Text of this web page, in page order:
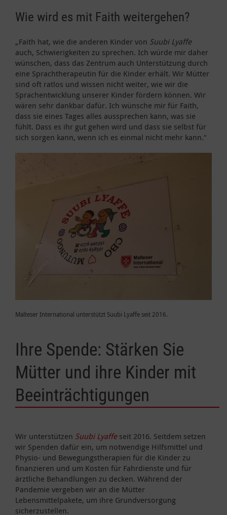
Wie wird es mit Faith weitergehen?
„Faith hat, wie die anderen Kinder von Suubi Lyaffe
auch, Schwierigkeiten zu sprechen. Ich würde mir daher
wünschen, dass das Zentrum auch Unterstützung durch
eine Sprachtherapeutin für die Kinder erhält. Wir Mütter
sind oft ratlos und wissen nicht weiter, wie wir die
Sprachentwicklung unserer Kinder fördern können. Wir
wären sehr dankbar dafür. Ich wünsche mir für Faith,
dass sie eines Tages alles aussprechen kann, was sie
fühlt. Dass es ihr gut gehen wird und dass sie selbst für
sich sorgen kann, wenn ich es einmal nicht mehr kann.“
Malteser International unterstützt Suubi Lyaffe seit 2016.
Ihre Spende: Stärken Sie
Mütter und ihre Kinder mit
Beeinträchtigungen
Wir unterstützen Suubi Lyaffeseit 2016. Seitdem setzen
wir Spenden dafür ein, um notwendige Hilfsmittel und
Physio- und Bewegungstherapien für die Kinder zu
finanzieren und um Kosten für Fahrdienste und für
ärztliche Behandlungen zu decken. Während der
Pandemie vergeben wir an die Mütter
Lebensmittelpakete, um ihre Grundversorgung
sicherzustellen.